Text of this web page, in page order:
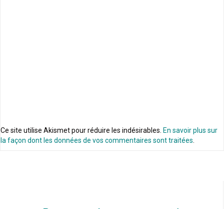
Ce site utilise Akismet pour réduire les indésirables. En savoir plus sur
la façon dont les données de vos commentaires sont traitées